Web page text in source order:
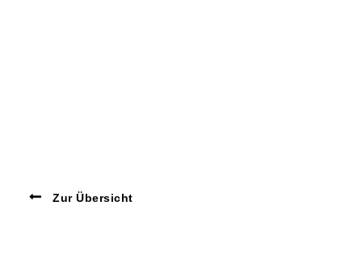
Zur Übersicht